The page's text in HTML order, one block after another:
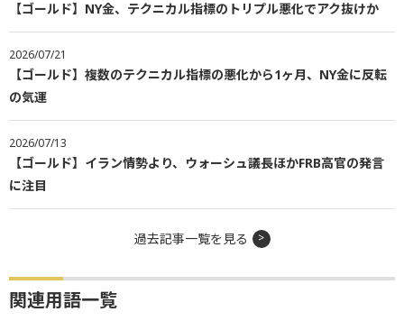
【ゴールド】NY金、テクニカル指標のトリプル悪化でアク抜けか
2026/07/21
【ゴールド】複数のテクニカル指標の悪化から1ヶ月、NY金に反転
の気運
2026/07/13
【ゴールド】イラン情勢より、ウォーシュ議長ほかFRB高官の発言
に注目
過去記事一覧を見る
関連用語一覧